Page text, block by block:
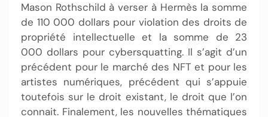
Mason Rothschild à verser à Hermès la somme
de 110 000 dollars pour violation des droits de
propriété intellectuelle et la somme de 23
000 dollars pour cybersquatting. Il s’agit d’un
précédent pour le marché des NFT et pour les
artistes numériques, précédent qui s’appuie
toutefois sur le droit existant, le droit que l’on
connait. Finalement, les nouvelles thématiques